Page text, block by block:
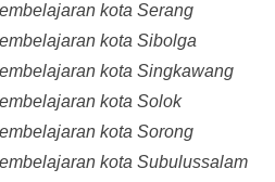
kota Serang
kota Sibolga
kota Singkawang
kota Solok
kota Sorong
kota Subulussalam